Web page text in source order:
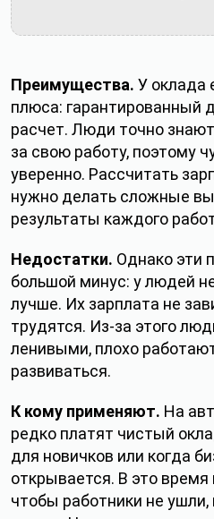
Преимущества. У оклада
плюса: гарантированный
расчет. Люди точно
за свою работу, поэтому
уверенно. Рассчитать
нужно делать сложные
результаты каждого
Недостатки. Однако эти
большой минус: у людей
лучше. Их зарплата не
трудятся. Из‑за этого
ленивыми, плохо
развиваться.
К кому применяют. На
редко платят чистый
для новичков или когда
открывается. В это время
чтобы работники не